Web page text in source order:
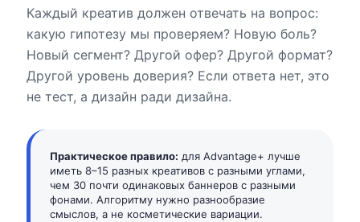
Каждый креатив должен отвечать на вопрос:
какую гипотезу мы проверяем? Новую боль?
Новый сегмент? Другой офер? Другой формат?
Другой уровень доверия? Если ответа нет, это
не тест, а дизайн ради дизайна.
Практическое правило: для Advantage+ лучше
иметь 8–15 разных креативов с разными углами,
чем 30 почти одинаковых баннеров с разными
фонами. Алгоритму нужно разнообразие
смыслов, а не косметические вариации.